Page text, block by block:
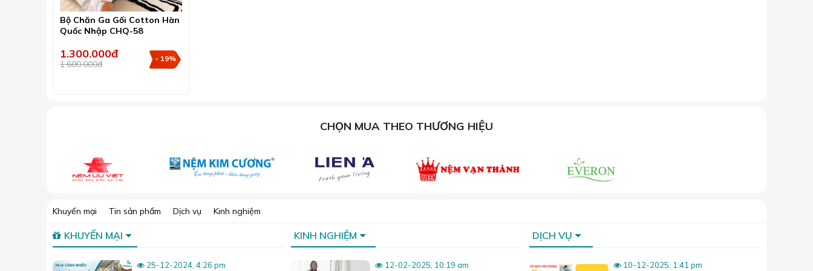
Bộ Chăn Ga Gối Cotton Hàn
Quốc Nhập CHQ-58
1.300.000đ
1.600.000đ
- 19%
CHỌN MUA THEO THƯƠNG HIỆU
Khuyến mại Tin sản phẩm Dịch vụ Kinh nghiệm
KHUYẾN MẠI
25-12-2024, 4:26 pm
KINH NGHIỆM
12-02-2025, 10:19 am
DỊCH VỤ
10-12-2025, 1:41 pm